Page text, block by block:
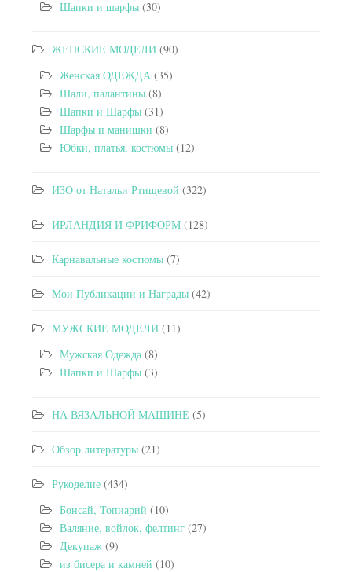
Шапки и шарфы (30)
ЖЕНСКИЕ МОДЕЛИ (90)
Женская ОДЕЖДА (35)
Шали, палантины (8)
Шапки и Шарфы (31)
Шарфы и манишки (8)
Юбки, платья, костюмы (12)
ИЗО от Натальи Ртищевой (322)
ИРЛАНДИЯ И ФРИФОРМ (128)
Карнавальные костюмы (7)
Мои Публикации и Награды (42)
МУЖСКИЕ МОДЕЛИ (11)
Мужская Одежда (8)
Шапки и Шарфы (3)
НА ВЯЗАЛЬНОЙ МАШИНЕ (5)
Обзор литературы (21)
Рукоделие (434)
Бонсай, Топиарий (10)
Валяние, войлок, фелтинг (27)
Декупаж (9)
из бисера и камней (10)